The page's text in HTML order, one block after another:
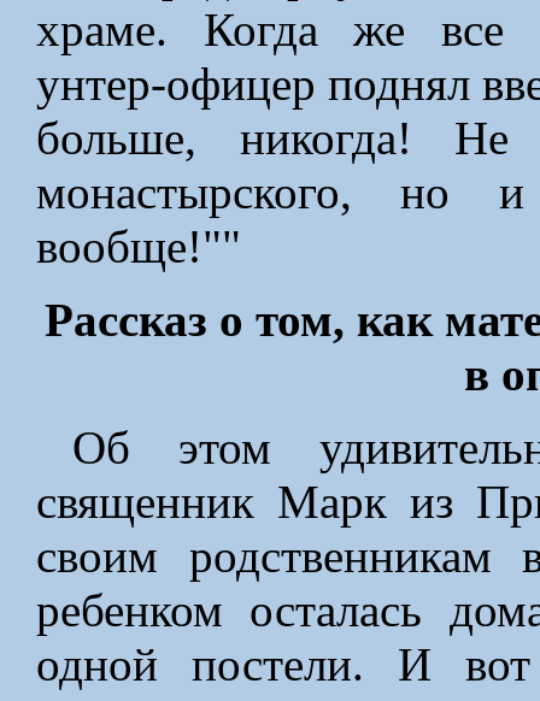
храме. Когда же все
унтер-офицер поднял
больше, никогда!
монастырского, но
вообще!""
Рассказ о том, как
в
Об этом
священник Марк из
своим
ребенком осталась
одной постели. И